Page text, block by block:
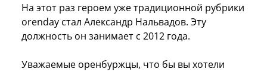
На этот раз героем уже традиционной рубрики
orenday стал Александр Нальвадов. Эту
должность он занимает с 2012 года.
Уважаемые оренбуржцы, что бы вы хотели